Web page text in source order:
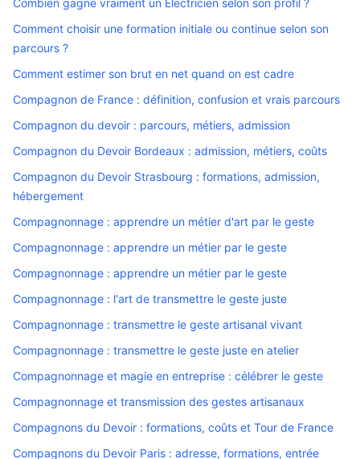
Combien gagne vraiment un Électricien selon son profil ?
Comment choisir une formation initiale ou continue selon son
parcours ?
Comment estimer son brut en net quand on est cadre
Compagnon de France : définition, confusion et vrais parcours
Compagnon du devoir : parcours, métiers, admission
Compagnon du Devoir Bordeaux : admission, métiers, coûts
Compagnon du Devoir Strasbourg : formations, admission,
hébergement
Compagnonnage : apprendre un métier d'art par le geste
Compagnonnage : apprendre un métier par le geste
Compagnonnage : apprendre un métier par le geste
Compagnonnage : l'art de transmettre le geste juste
Compagnonnage : transmettre le geste artisanal vivant
Compagnonnage : transmettre le geste juste en atelier
Compagnonnage et magie en entreprise : célébrer le geste
Compagnonnage et transmission des gestes artisanaux
Compagnons du Devoir : formations, coûts et Tour de France
Compagnons du Devoir Paris : adresse, formations, entrée